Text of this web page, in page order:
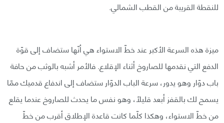
للنقطة القريبة من القطب الشمالي.
ميزة هذه السرعة الأكبر عند خطّ الاستواء هي أنّها ستضاف إلى قوّة
الدفع التي نقدمها للصاروخ أثناء الإقلاع. فالأمر أشبه بالوثب من حافة
باب دوّار وهو يدور، سرعة الباب الدوّار ستضاف إلى اندفاع قدميك ممّا
يسمح لك بالقفز أبعد قليلًا، وهو نفس ما يحدث للصاروخ عندما يقلع
من خطّ الاستواء، وهكذا كلّما كانت قاعدة الإطلاق أقرب من خطّ